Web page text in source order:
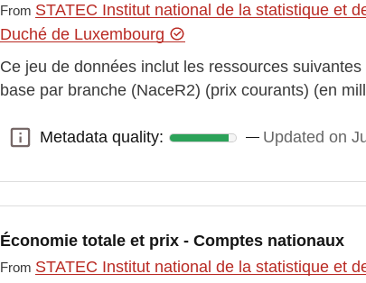
From STATEC Institut national de la statistique et
Duché de Luxembourg
Ce jeu de données inclut les ressources
base par branche (NaceR2) (prix courants) (en
Metadata quality:
Metadata quality: Updated on
Économie totale et prix - Comptes nationaux
From STATEC Institut national de la statistique et